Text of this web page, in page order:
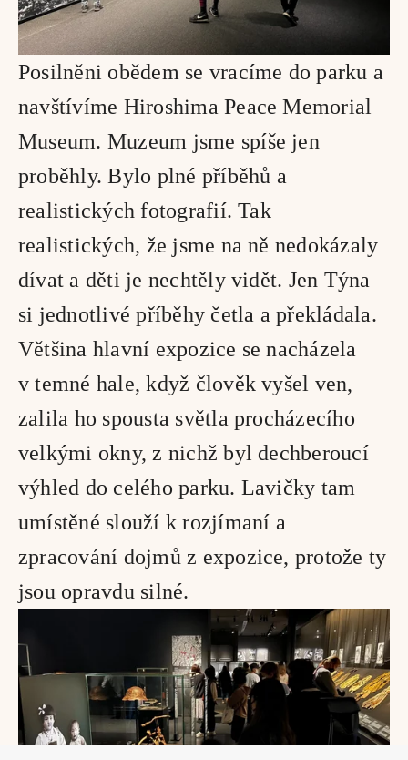
Posilněni obědem se vracíme do parku a
navštívíme Hiroshima Peace Memorial
Museum. Muzeum jsme spíše jen
proběhly. Bylo plné příběhů a
realistických fotografií. Tak
realistických, že jsme na ně nedokázaly
dívat a děti je nechtěly vidět. Jen Týna
si jednotlivé příběhy četla a překládala.
Většina hlavní expozice se nacházela
v temné hale, když člověk vyšel ven,
zalila ho spousta světla procházecího
velkými okny, z nichž byl dechberoucí
výhled do celého parku. Lavičky tam
umístěné slouží k rozjímaní a
zpracování dojmů z expozice, protože ty
jsou opravdu silné.